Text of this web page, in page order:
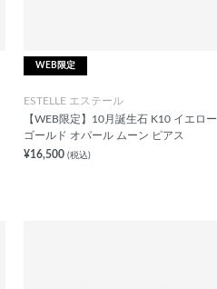
WEB限定
ESTELLE エステール
【WEB限定】10月誕生石 K10 イエロー
ゴールド オパール ムーン ピアス
¥16,500 (税込)